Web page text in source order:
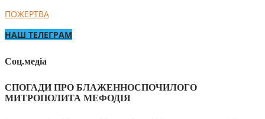
ПОЖЕРТВА
НАШ ТЕЛЕГРАМ
Соц.медіа
СПОГАДИ ПРО БЛАЖЕННОСПОЧИЛОГО
МИТРОПОЛИТА МЕФОДІЯ